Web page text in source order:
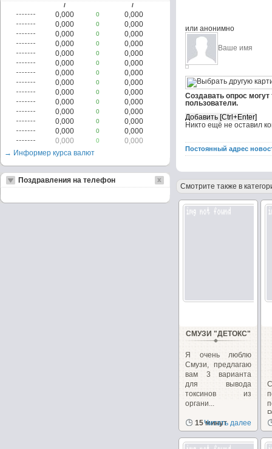
или анонимно
Создавать опрос
пользователи.
Никто ещё не оставил
Постоянный адрес
Смотрите также в
СМУЗИ "ДЕТОКС"
Я очень люблю
Смузи, предлагаю
вам 3 варианта
для вывода
токсинов из
органи...
15 минут
Читать далее
/ /
0,000 0
0,000
0,000
0
0,000
0,000
0
0,000
0,000
0
0,000
0,000
0
0,000
0,000
0
0,000
0,000
0
0,000
0,000
0
0,000
0,000
0
0,000
0,000
0
0,000
0,000
0
0,000
0,000
0
0,000
0,000
0
0,000
0,000
0
0,000
→ Информер курса валют
Поздравления на телефон